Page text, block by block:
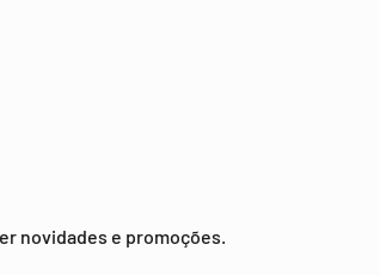
novidades e promoções.